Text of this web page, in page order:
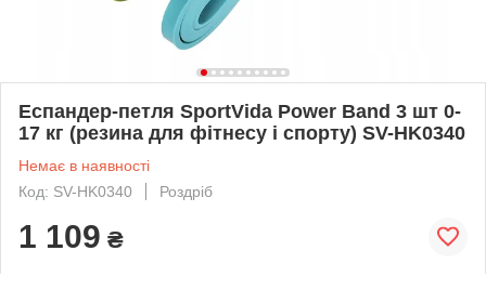
Еспандер-петля SportVida Power Band 3 шт 0-
17 кг (резина для фітнесу і спорту) SV-HK0340
Немає в наявності
Код: SV-HK0340
Роздріб
1 109 ₴